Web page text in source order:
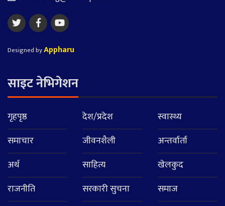
Designed byAppharu
साइट नेभिगेशन
गृहपृष्ठ
समाचार
अर्थ
राजनीति
देश/प्रदेश
जीवनशैली
साहित्य
सरकारी सुचना
स्वास्थ्य
अन्तर्वार्ता
खेलकुद
समाज